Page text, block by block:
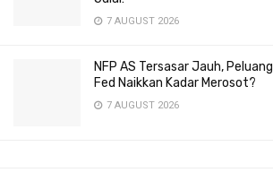
7 AUGUST 2026
NFP AS Tersasar Jauh, Peluang
Fed Naikkan Kadar Merosot?
7 AUGUST 2026